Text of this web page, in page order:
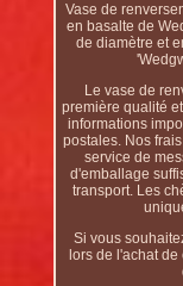
Vase de
en basalte de
de diamètre et
Le vase de
première qualité
informations
postales. Nos
service de
d'emballage
transport. Les
Si vous
lors de l'achat